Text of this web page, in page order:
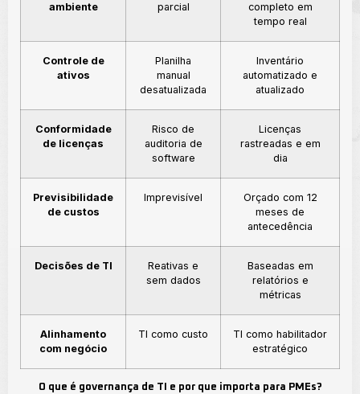
ambiente
parcial
completo em
tempo real
Controle de
ativos
Planilha
manual
desatualizada
Inventário
automatizado e
atualizado
Conformidade
de licenças
Risco de
auditoria de
software
Licenças
rastreadas e em
dia
Previsibilidade
de custos
Imprevisível
Orçado com 12
meses de
antecedência
Decisões de TI
Reativas e
sem dados
Baseadas em
relatórios e
métricas
Alinhamento
com negócio
TI como custo
TI como habilitador
estratégico
O que é governança de TI e por que importa para PMEs?